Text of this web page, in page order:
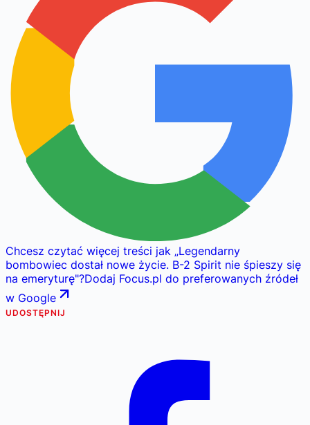
Chcesz czytać więcej treści jak „Legendarny
bombowiec dostał nowe życie. B-2 Spirit nie śpieszy się
na emeryturę"?Dodaj Focus.pl do preferowanych źródeł
w Google
UDOSTĘPNIJ